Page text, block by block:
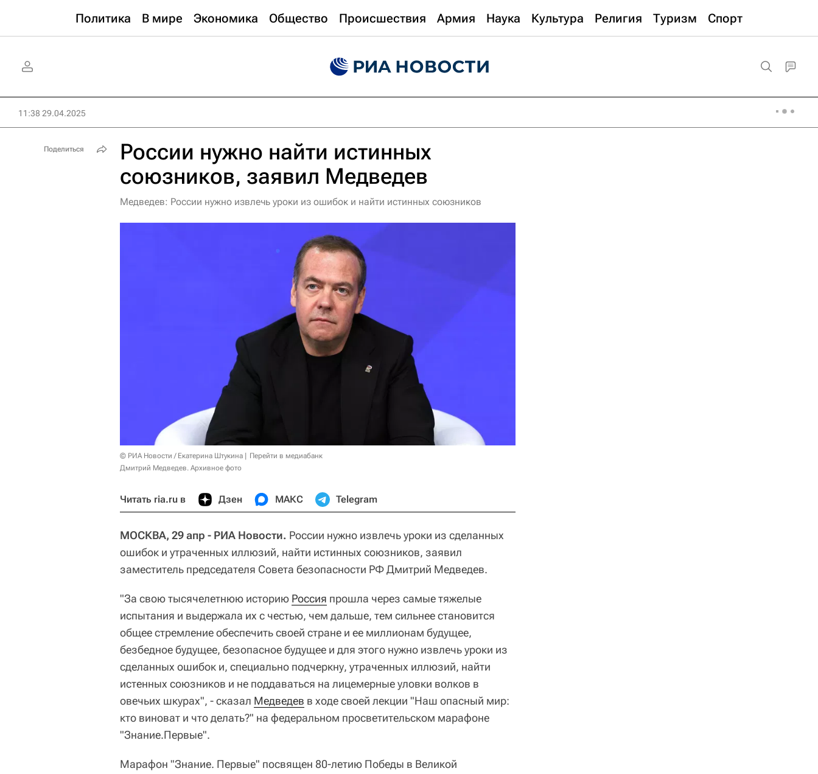
Политика В мире Экономика Общество Происшествия Армия Наука Культура Религия Туризм Спорт
11:38 29.04.2025
России нужно найти истинных
союзников, заявил Медведев
Медведев: России нужно извлечь уроки из ошибок и найти истинных союзников
© РИА Новости / Екатерина Штукина
Перейти в медиабанк
Дмитрий Медведев. Архивное фото
Читать ria.ru в Дзен МАКС Telegram
МОСКВА, 29 апр - РИА Новости. России нужно извлечь уроки из сделанных
ошибок и утраченных иллюзий, найти истинных союзников, заявил
заместитель председателя Совета безопасности РФ Дмитрий Медведев.
"За свою тысячелетнюю историю Россия прошла через самые тяжелые
испытания и выдержала их с честью, чем дальше, тем сильнее становится
общее стремление обеспечить своей стране и ее миллионам будущее,
безбедное будущее, безопасное будущее и для этого нужно извлечь уроки из
сделанных ошибок и, специально подчеркну, утраченных иллюзий, найти
истенных союзников и не поддаваться на лицемерные уловки волков в
овечьих шкурах", - сказал Медведев в ходе своей лекции "Наш опасный мир:
кто виноват и что делать?" на федеральном просветительском марафоне
"Знание.Первые".
Марафон "Знание. Первые" посвящен 80-летию Победы в Великой
Поделиться